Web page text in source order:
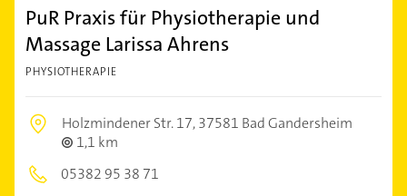
PuR Praxis für Physiotherapie und
Massage Larissa Ahrens
PHYSIOTHERAPIE
Holzmindener Str. 17,37581 Bad Gandersheim
1,1 km
05382 95 38 71